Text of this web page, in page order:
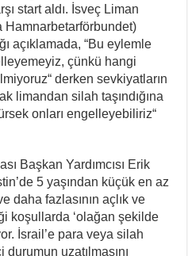
start aldı. İsveç Liman
Hamnarbetarförbundet)
açıklamada, “Bu eylemle
çünkü hangi
derken sevkiyatların
limandan silah taşındığına
onları engelleyebiliriz“
Başkan Yardımcısı Erik
5 yaşından küçük en az
daha fazlasının açlık ve
koşullarda ‘olağan şekilde
İsrail’e para veya silah
uzatılmasını